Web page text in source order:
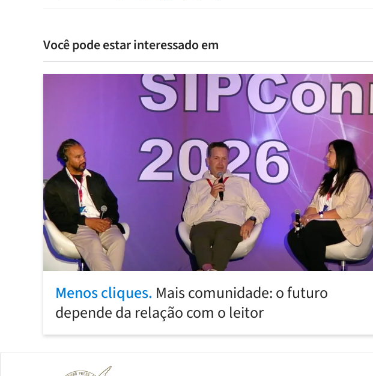
Você pode estar interessado em
Menos cliques. Mais comunidade: o futuro
depende da relação com o leitor